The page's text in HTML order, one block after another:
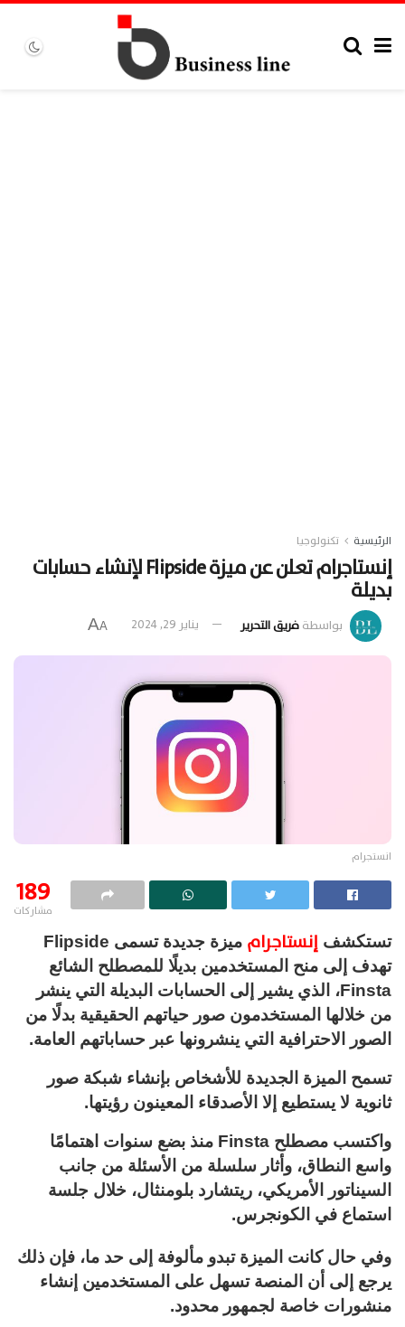
الرئيسية تكنولوجيا
إنستاجرام تعلن عن ميزة Flipside لإنشاء حسابات
بديلة
بواسطةفريق التحرير يناير 29, 2024 A
A
انستجرام
189
مشاركات
تستكشف إنستاجرام
ميزة جديدة تسمى Flipside
تهدف إلى منح المستخدمين بديلًا للمصطلح الشائع
Finsta، الذي يشير إلى الحسابات البديلة التي ينشر
من خلالها المستخدمون صور حياتهم الحقيقية بدلًا من
الصور الاحترافية التي ينشرونها عبر حساباتهم العامة.
تسمح الميزة الجديدة للأشخاص بإنشاء شبكة صور
ثانوية لا يستطيع إلا الأصدقاء المعينون رؤيتها.
واكتسب مصطلح Finsta منذ بضع سنوات اهتمامًا
واسع النطاق، وأثار سلسلة من الأسئلة من جانب
السيناتور الأمريكي، ريتشارد بلومنثال، خلال جلسة
استماع في الكونجرس.
وفي حال كانت الميزة تبدو مألوفة إلى حد ما، فإن ذلك
يرجع إلى أن المنصة تسهل على المستخدمين إنشاء
منشورات خاصة لجمهور محدود.